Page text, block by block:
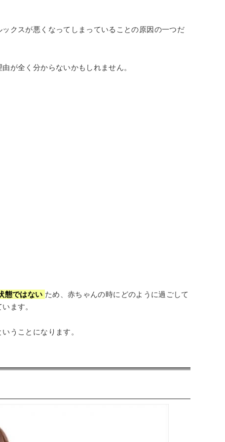
クスが悪くなってしまっていることの原因の一つだ
が全く分からないかもしれません。
態ではない ため、赤ちゃんの時にどのように過ごして
ます。
うことになります。